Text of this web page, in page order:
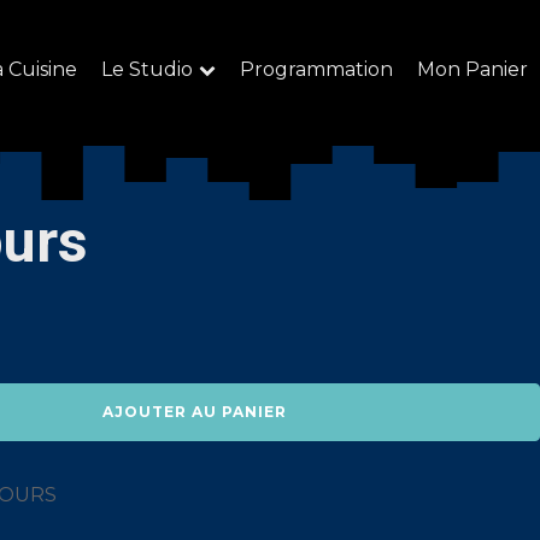
Cuisine Le Studio Programmation Mon Panier
AJOUTER AU PANIER